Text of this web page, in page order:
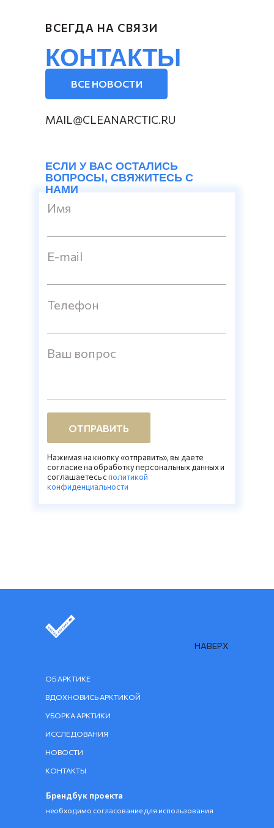
ВСЕ НОВОСТИ
КОНТАКТЫ
ВСЕГДА НА СВЯЗИ
ЕСЛИ У ВАС ОСТАЛИСЬ
ВОПРОСЫ, СВЯЖИТЕСЬ С
НАМИ
Имя
E-mail
Телефон
Ваш вопрос
ОТПРАВИТЬ
Нажимая на кнопку «отправить», вы даете
согласие на обработку персональных данных и
соглашаетесь cполитикой
конфиденциальности
MAIL@CLEANARCTIC.RU
НАВЕРХ
ВДОХНОВИСЬ АРКТИКОЙ
ОБ АРКТИКЕ
ИССЛЕДОВАНИЯ
УБОРКА АРКТИКИ
КОНТАКТЫ
НОВОСТИ
Брендбук проекта
необходимо согласование для использования